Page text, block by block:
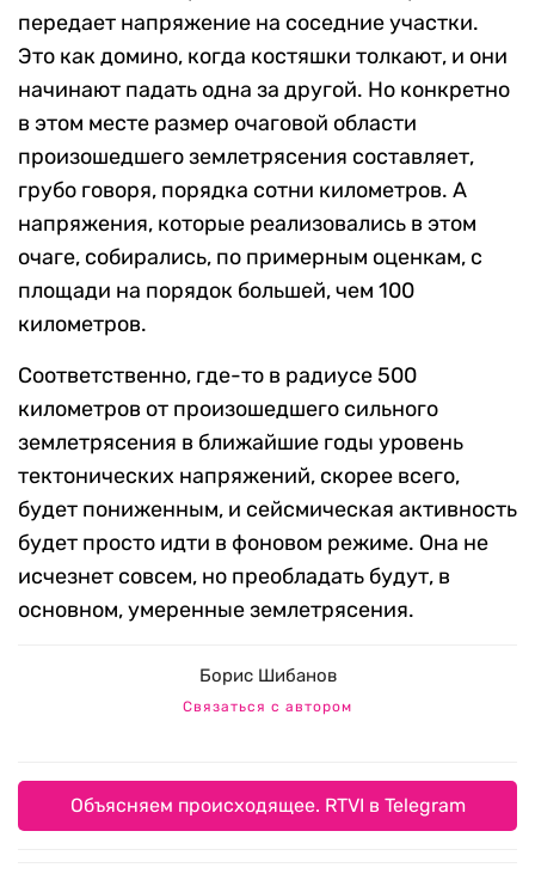
передает напряжение на соседние участки.
Это как домино, когда костяшки толкают, и они
начинают падать одна за другой. Но конкретно
в этом месте размер очаговой области
произошедшего землетрясения составляет,
грубо говоря, порядка сотни километров. А
напряжения, которые реализовались в этом
очаге, собирались, по примерным оценкам, с
площади на порядок большей, чем 100
километров.
Соответственно, где-то в радиусе 500
километров от произошедшего сильного
землетрясения в ближайшие годы уровень
тектонических напряжений, скорее всего,
будет пониженным, и сейсмическая активность
будет просто идти в фоновом режиме. Она не
исчезнет совсем, но преобладать будут, в
основном, умеренные землетрясения.
Борис Шибанов
Связаться с автором
Объясняем происходящее. RTVI в Telegram